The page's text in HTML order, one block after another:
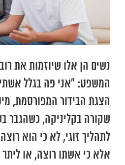
נשים הן אלו שיוזמות את רוב
המשפט: “אני פה בגלל
הצגת הבידור המפורסמת,
שקורה בקליניקה, כשהגבר
לתהליך זוגי, לא כי הוא
אלא כי אשתו רוצה, או